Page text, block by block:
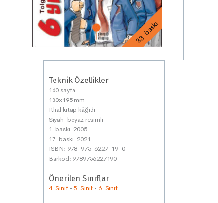
33. baskı
Teknik Özellikler
160 sayfa
130x195 mm
İthal kitap kâğıdı
Siyah-beyaz resimli
1. baskı: 2005
17. baskı: 2021
ISBN: 978-975-6227-19-0
Barkod: 9789756227190
Önerilen Sınıflar
4. Sınıf • 5. Sınıf • 6. Sınıf